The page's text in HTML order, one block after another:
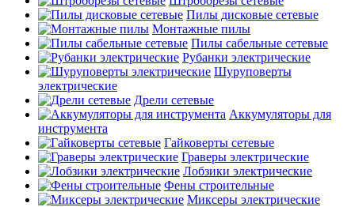
Пилы дисковые сетевые
Монтажные пилы
Пилы сабельные сетевые
Рубанки электрические
Шуруповерты
электрические
Дрели сетевые
Аккумуляторы для
инструмента
Гайковерты сетевые
Граверы электрические
Лобзики электрические
Фены строительные
Миксеры электрические